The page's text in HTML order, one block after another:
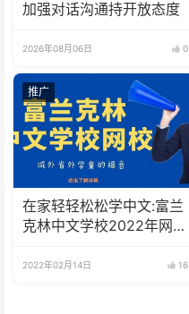
加强对话沟通持开放态度
2026年08月06日 0
推广
在家轻轻松松学中文:富兰
克林中文学校2022年网校
2022年02月14日 16